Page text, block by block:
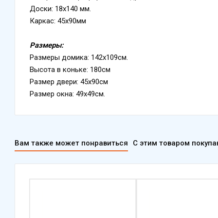
Доски: 18х140 мм.
Каркас: 45х90мм
Размеры:
Размеры домика: 142х109см.
Высота в коньке: 180см
Размер двери: 45х90см
Размер окна: 49х49см.
Вам также может понравиться С этим товаром